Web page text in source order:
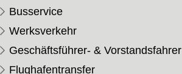
Busservice
Werksverkehr
Geschäftsführer- & Vorstandsfahrer
Flughafentransfer